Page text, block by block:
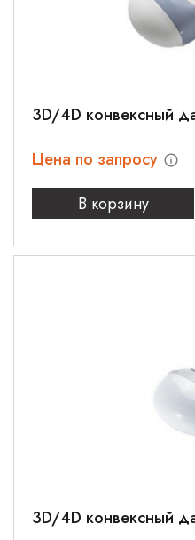
3D/4D конвексный
Цена по запросу
В корзину
3D/4D конвексный